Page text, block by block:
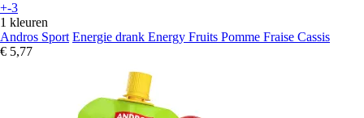
+-3
1 kleuren
Andros Sport Energie drank Energy Fruits Pomme Fraise Cassis
€ 5,77